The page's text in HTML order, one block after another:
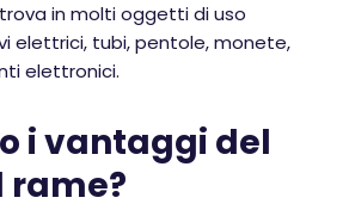
in molti oggetti di uso
elettrici, tubi, pentole, monete,
elettronici.
i vantaggi del
rame?